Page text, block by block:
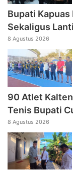
Bupati
Sekaligus
8 Agustus 2026
90 Atlet
Tenis Bupati
8 Agustus 2026